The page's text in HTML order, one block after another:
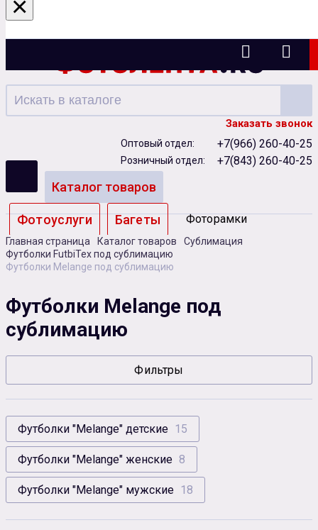
Казань
Заказать звонок
Оптовый отдел: +7(966) 260-40-25
Розничный отдел: +7(843) 260-40-25
Каталог товаров
Фотоуслуги Багеты Фоторамки
Альбомы
Батарейки Сублимация
Главная страница Каталог товаров
Сублимация
Футболки FutbiTex под сублимацию
Футболки Melange под сублимацию
Футболки Melange под
сублимацию
Фильтры
Футболки "Melange" детские 15
Футболки "Melange" женские 8
Футболки "Melange" мужские 18
×